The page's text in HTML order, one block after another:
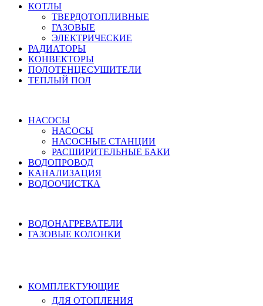
КОТЛЫ
ТВЕРДОТОПЛИВНЫЕ
ГАЗОВЫЕ
ЭЛЕКТРИЧЕСКИЕ
РАДИАТОРЫ
КОНВЕКТОРЫ
ПОЛОТЕНЦЕСУШИТЕЛИ
ТЕПЛЫЙ ПОЛ
НАСОСЫ
НАСОСЫ
НАСОСНЫЕ СТАНЦИИ
РАСШИРИТЕЛЬНЫЕ БАКИ
ВОДОПРОВОД
КАНАЛИЗАЦИЯ
ВОДООЧИСТКА
ВОДОНАГРЕВАТЕЛИ
ГАЗОВЫЕ КОЛОНКИ
КОМПЛЕКТУЮЩИЕ
ДЛЯ ОТОПЛЕНИЯ